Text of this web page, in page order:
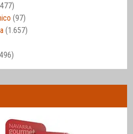
(97)
(1.657)